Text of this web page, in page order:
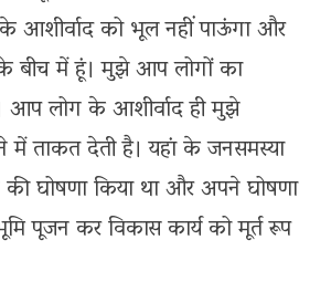
आशीर्वाद को भूल नहीं पाऊंगा और
में हूं। मुझे आप लोगों का
आप लोग के आशीर्वाद ही मुझे
में ताकत देती है। यहां के जनसमस्या
घोषणा किया था और अपने घोषणा
कर विकास कार्य को मूर्त रूप